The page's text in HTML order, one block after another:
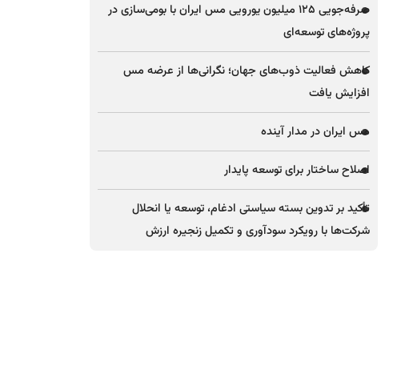
صرفه‌جویی ۱۲۵ میلیون یورویی مس ایران با بومی‌سازی در
پروژه‌های توسعه‌ای
کاهش فعالیت ذوب‌های جهان؛ نگرانی‌ها از عرضه مس
افزایش یافت
مس ایران در مدار آینده
اصلاح ساختار برای توسعه پایدار
تأکید بر تدوین بسته سیاستی ادغام، توسعه یا انحلال
شرکت‌ها با رویکرد سودآوری و تکمیل زنجیره ارزش